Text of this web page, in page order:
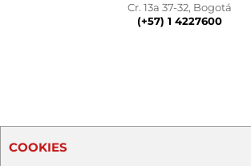
Cr. 13a 37-32, Bogotá
(+57) 1 4227600
COOKIES